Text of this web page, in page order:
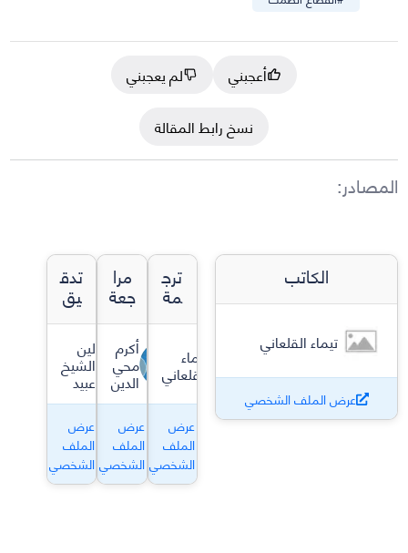
أعجبني
لم يعجبني
نسخ رابط المقالة
المصادر:
الكاتب
تيماء القلعاني
عرض الملف الشخصي
ترج
مة
تيماء
القلعاني
عرض
الملف
الشخصي
مرا
جعة
أكرم
محي
الدين
عرض
الملف
الشخصي
تدق
يق
لين
الشيخ
عبيد
عرض
الملف
الشخصي